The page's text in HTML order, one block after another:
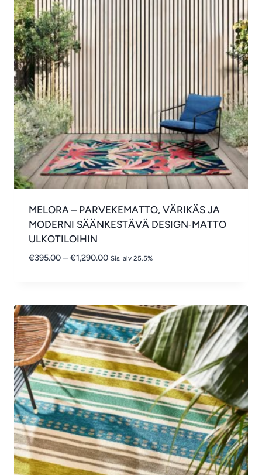
MELORA – PARVEKEMATTO, VÄRIKÄS JA
MODERNI SÄÄNKESTÄVÄ DESIGN‑MATTO
ULKOTILOIHIN
€395.00 – €1,290.00Hintaluokka:
Sis. alv 25.5%